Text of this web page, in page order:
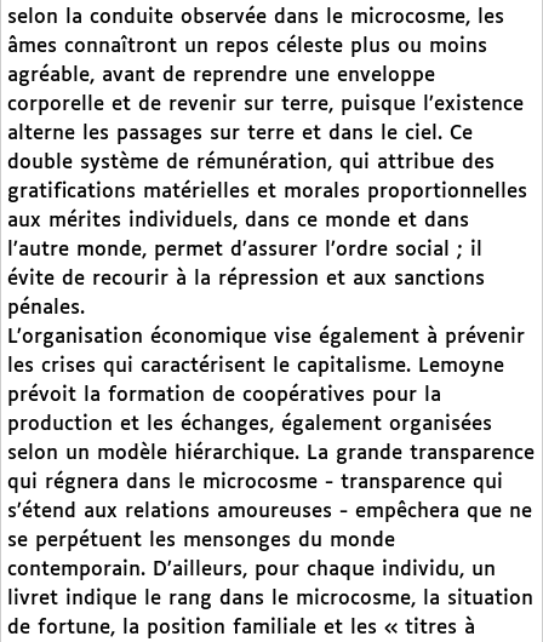
selon la conduite observée dans le microcosme, les
âmes connaîtront un repos céleste plus ou moins
agréable, avant de reprendre une enveloppe
corporelle et de revenir sur terre, puisque l’existence
alterne les passages sur terre et dans le ciel. Ce
double système de rémunération, qui attribue des
gratifications matérielles et morales proportionnelles
aux mérites individuels, dans ce monde et dans
l’autre monde, permet d’assurer l’ordre social ; il
évite de recourir à la répression et aux sanctions
pénales.
L’organisation économique vise également à prévenir
les crises qui caractérisent le capitalisme. Lemoyne
prévoit la formation de coopératives pour la
production et les échanges, également organisées
selon un modèle hiérarchique. La grande transparence
qui régnera dans le microcosme - transparence qui
s’étend aux relations amoureuses - empêchera que ne
se perpétuent les mensonges du monde
contemporain. D’ailleurs, pour chaque individu, un
livret indique le rang dans le microcosme, la situation
de fortune, la position familiale et les « titres à